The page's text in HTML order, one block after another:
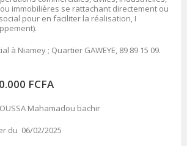
immobilières se rattachant directement ou
pour en faciliter la réalisation, I
à Niamey ; Quartier GAWEYE, 89 89 15 09.
FCFA
Mahamadou bachir
du 06/02/2025